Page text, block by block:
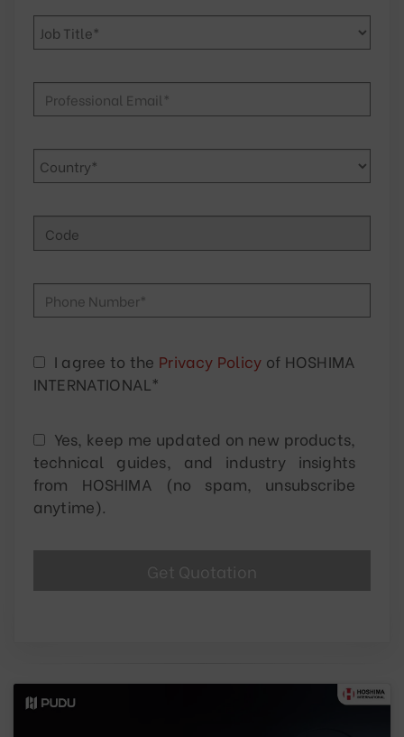
I agree to the Privacy Policy of HOSHIMA
INTERNATIONAL*
Yes, keep me updated on new products,
technical guides, and industry insights
from HOSHIMA (no spam, unsubscribe
anytime).